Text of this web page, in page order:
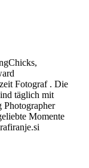
Fotograf . Die
täglich mit
Photographer
Momente